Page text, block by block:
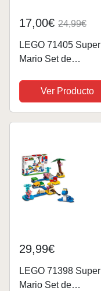
17,00€ 24,99€
LEGO 71405 Super
Mario Set de
pranchas das
Carracitas
Ver Producto
29,99€
LEGO 71398 Super
Mario Set de